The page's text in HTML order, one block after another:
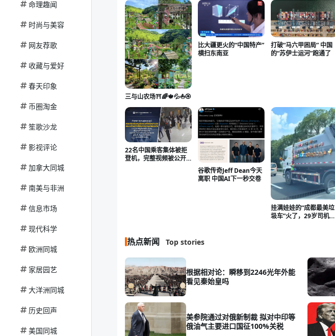
命理趣闻
时尚与美容
网友荐歌
收藏与爱好
春天印象
币圈淘金
笙歌沙龙
影视评论
加拿大同城
南美与非洲
信息市场
现代科学
欧洲同城
家居园艺
大洋洲同城
历史回声
美国同城
三与山农场⛩️🌈🍁💦⛵🏵️
比大疆更火的“中国特产”
横扫东南亚
打破“马六甲困局” 中国
的“苏伊士运河”跑通了
22名中国乘客集体被拒
登机，完整视频被公开
谷歌传奇Jeff Dean今天
离职 中国AI下一秒交卷
挂满娃娃的“成都最美垃
圾车”火了，29岁司机：
热点新闻 Top stories
根据相对论：瞬移到2246光年外能
看见秦始皇吗
美参院通过对俄新制裁 拟对中印等
俄油气主要进口国征100%关税